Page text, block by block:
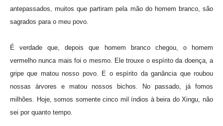
antepassados, muitos que partiram pela mão do homem branco, são
sagrados para o meu povo.
É verdade que, depois que homem branco chegou, o homem
vermelho nunca mais foi o mesmo. Ele trouxe o espírito da doença, a
gripe que matou nosso povo. E o espírito da ganância que roubou
nossas árvores e matou nossos bichos. No passado, já fomos
milhões. Hoje, somos somente cinco mil índios à beira do Xingu, não
sei por quanto tempo.